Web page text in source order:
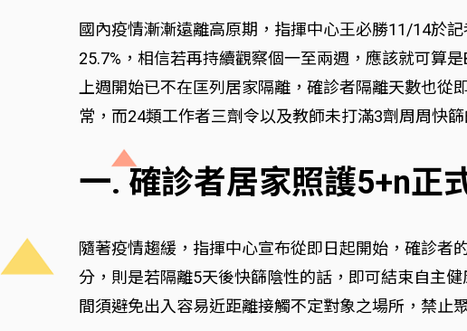
國內疫情漸漸遠離高原期，指揮中心王必勝11/14於
25.7%，相信若再持續觀察個一至兩週，應該就可算
上週開始已不在匡列居家隔離，確診者隔離天數也
常，而24類工作者三劑令以及教師未打滿3劑周周快
一. 確診者居家照護5+n正
隨著疫情趨緩，指揮中心宣布從即日起開始，確診者
分，則是若隔離5天後快篩陰性的話，即可結束自主
間須避免出入容易近距離接觸不定對象之場所，禁止